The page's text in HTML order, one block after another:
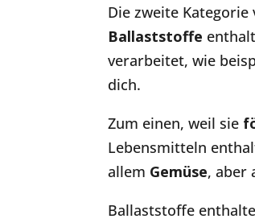
Die zweite Kategorie
Ballaststoffe
verarbeitet, wie
dich.
Zum einen, weil sie
Lebensmitteln
allem Gemüse, aber
Ballaststoffe